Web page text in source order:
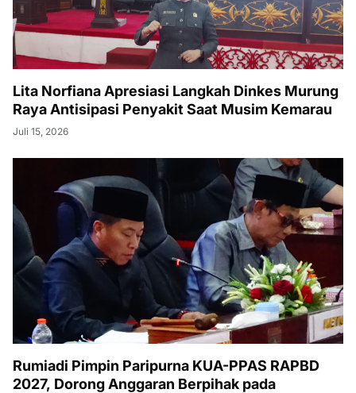
Lita Norfiana Apresiasi Langkah Dinkes Murung
Raya Antisipasi Penyakit Saat Musim Kemarau
Juli 15, 2026
Rumiadi Pimpin Paripurna KUA-PPAS RAPBD
2027, Dorong Anggaran Berpihak pada